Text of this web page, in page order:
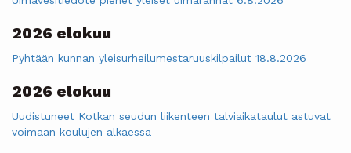
2026 elokuu
Pyhtään kunnan yleisurheilumestaruuskilpailut 18.8.2026
2026 elokuu
Uudistuneet Kotkan seudun liikenteen talviaikataulut astuvat
voimaan koulujen alkaessa